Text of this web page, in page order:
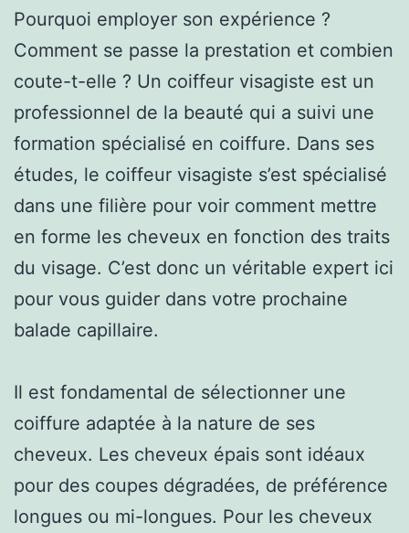
Pourquoi employer son expérience ?
Comment se passe la prestation et combien
coute-t-elle ? Un coiffeur visagiste est un
professionnel de la beauté qui a suivi une
formation spécialisé en coiffure. Dans ses
études, le coiffeur visagiste s’est spécialisé
dans une filière pour voir comment mettre
en forme les cheveux en fonction des traits
du visage. C’est donc un véritable expert ici
pour vous guider dans votre prochaine
balade capillaire.
Il est fondamental de sélectionner une
coiffure adaptée à la nature de ses
cheveux. Les cheveux épais sont idéaux
pour des coupes dégradées, de préférence
longues ou mi-longues. Pour les cheveux